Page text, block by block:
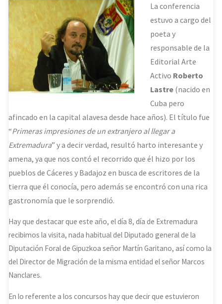
La conferencia
estuvo a cargo del
poeta y
responsable de la
Editorial Arte
Activo Roberto
Lastre (nacido en
Cuba pero
afincado en la capital alavesa desde hace años). El título fue
“Primeras impresiones de un extranjero al llegar a
Extremadura” y a decir verdad, resultó harto interesante y
amena, ya que nos contó el recorrido que él hizo por los
pueblos de Cáceres y Badajoz en busca de escritores de la
tierra que él conocía, pero además se encontró con una rica
gastronomía que le sorprendió.
Hay que destacar que este año, el día 8, día de Extremadura
recibimos la visita, nada habitual del Diputado general de la
Diputación Foral de Gipuzkoa señor Martín Garitano, así como la
del Director de Migración de la misma entidad el señor Marcos
Nanclares.
En lo referente a los concursos hay que decir que estuvieron